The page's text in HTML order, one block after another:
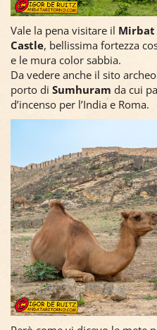
Vale la pena visitare ilMirbat
Castle, bellissima fortezza
e le mura color sabbia.
Da vedere anche il sito
porto diSumhuramda cui
d’incenso per l’India e Roma.